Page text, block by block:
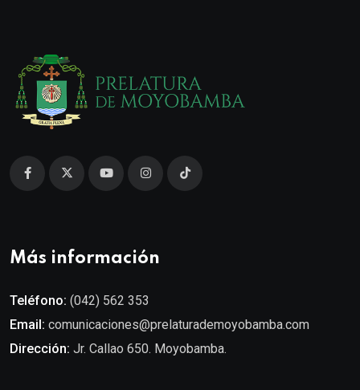
Más información
Teléfono: (042) 562 353
Email: comunicaciones@prelaturademoyobamba.com
Dirección: Jr. Callao 650. Moyobamba.